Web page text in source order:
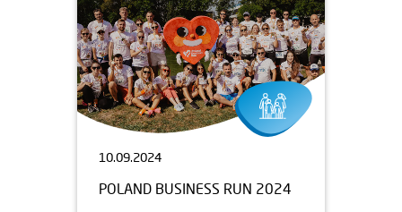
10.09.2024
POLAND BUSINESS RUN 2024